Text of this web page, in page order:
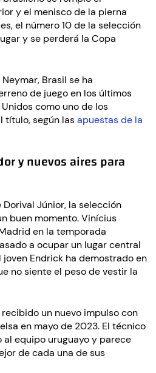
y el menisco de la pierna
el número 10 de la selección
y se perderá la Copa
Brasil se ha
de juego en los últimos
como uno de los
título, según lasapuestas de la
y nuevos aires para
Júnior, la selección
buen momento. Vinícius
en la temporada
a ocupar un lugar central
joven Endrick ha demostrado en
no siente el peso de vestir la
un nuevo impulso con
en mayo de 2023. El técnico
equipo uruguayo y parece
de cada una de sus